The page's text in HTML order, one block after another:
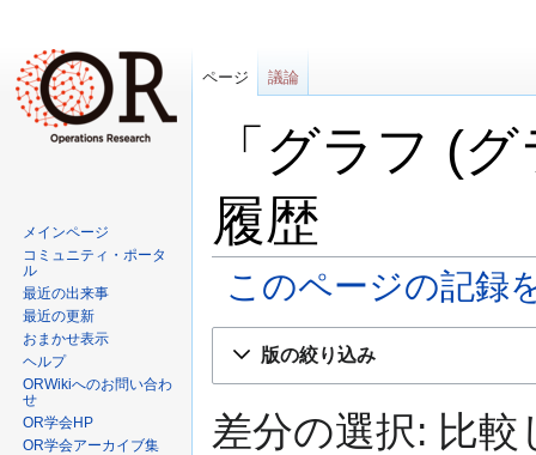
「グラフ (
履歴
このページの記録
ー
シ
移
動
版の絞り込み
差分の選択: 比
ページ 議論
メインページ
コミュニティ・ポータ
ル
最近の出来事
最近の更新
おまかせ表示
ヘルプ
ORWikiへのお問い合わ
せ
OR学会HP
OR学会アーカイブ集